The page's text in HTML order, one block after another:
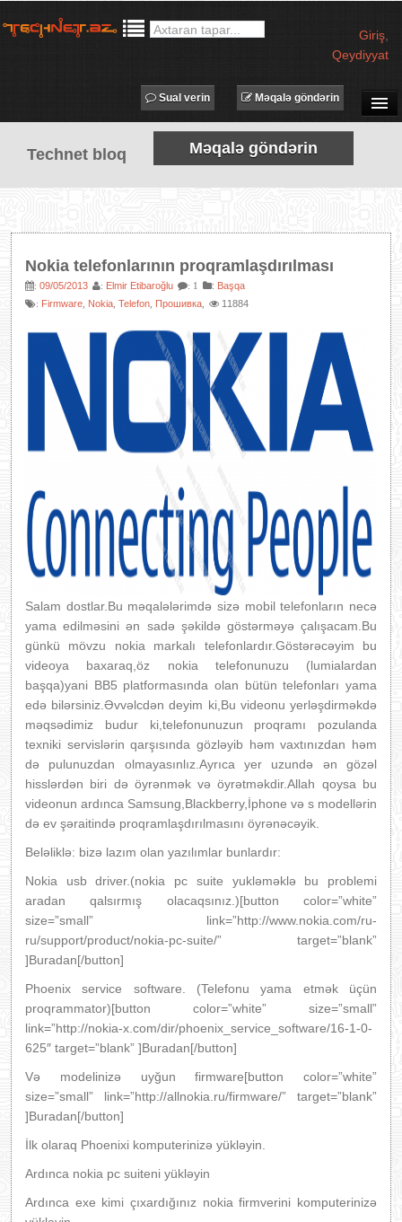
Giriş
Qeydiyyat
SUAL-CAVAB
TECHNET TV
MƏQALƏLƏR
PROQRAMLAR
AVADANLIQLAR
IT LÜĞƏT
XƏBƏRLƏR
Məqalə göndərin
Sual verin
Technet bloq Məqalə göndərin
Nokia telefonlarının proqramlaşdırılması
: 09/05/2013 : Elmir Etibaroğlu : 1 : Başqa
: Firmware Nokia Telefon Прошивка 11884
Salam dostlar.Bu məqalələrimdə sizə mobil telefonların necə
yama edilməsini ən sadə şəkildə göstərməyə çalışacam.Bu
günkü mövzu nokia markalı telefonlardır.Göstərəcəyim bu
videoya baxaraq,öz nokia telefonunuzu (lumialardan
başqa)yani BB5 platformasında olan bütün telefonları yama
edə bilərsiniz.Əvvəlcdən deyim ki,Bu videonu yerləşdirməkdə
məqsədimiz budur ki,telefonunuzun proqramı pozulanda
texniki servislərin qarşısında gözləyib həm vaxtınızdan həm
də pulunuzdan olmayasınlız.Ayrıca yer uzundə ən gözəl
hisslərdən biri də öyrənmək və öyrətməkdir.Allah qoysa bu
videonun ardınca Samsung,Blackberry,İphone və s modellərin
də ev şəraitində proqramlaşdırılmasını öyrənəcəyik.
Beləliklə: bizə lazım olan yazılımlar bunlardır:
Nokia usb driver.(nokia pc suite yukləməklə bu problemi
aradan qalsırmış olacaqsınız.)[button color=”white”
size=”small” link=”http://www.nokia.com/ru-
ru/support/product/nokia-pc-suite/” target=”blank”
]Buradan[/button]
Phoenix service software. (Telefonu yama etmək üçün
proqrammator)[button color=”white” size=”small”
link=”http://nokia-x.com/dir/phoenix_service_software/16-1-0-
625″ target=”blank” ]Buradan[/button]
Və modelinizə uyğun firmware[button color=”white”
size=”small” link=”http://allnokia.ru/firmware/” target=”blank”
]Buradan[/button]
İlk olaraq Phoenixi komputerinizə yükləyin.
Ardınca nokia pc suiteni yükləyin
Ardınca exe kimi çıxardığınız nokia firmverini komputerinizə